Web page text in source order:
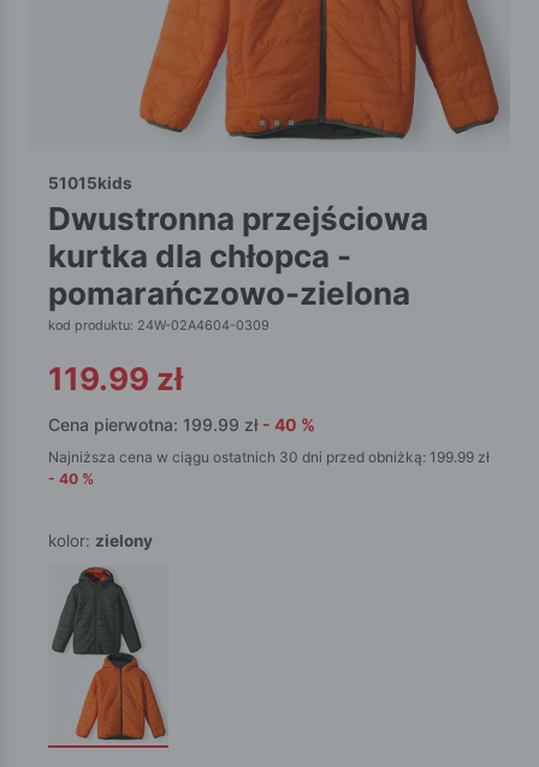
51015kids
dwustronna przejściowa
kurtka dla chłopca -
pomarańczowo-zielona
kod produktu: 24W-02A4604-0309
119.99 zł
Cena pierwotna: 199.99 zł - 40 %
Najniższa cena w ciągu ostatnich 30 dni przed obniżką: 199.99 zł
- 40 %
kolor: zielony